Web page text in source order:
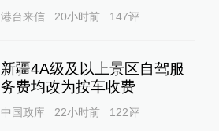
港台来信 20小时前 147评
新疆4A级及以上景区自驾服
务费均改为按车收费
中国政库 22小时前 122评